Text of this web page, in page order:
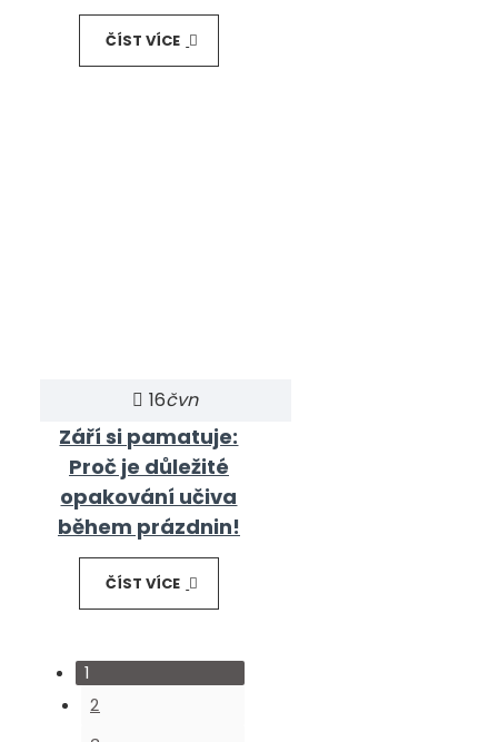
ČÍST VÍCE
16čvn
Září si pamatuje:
Proč je důležité
opakování učiva
během prázdnin!
ČÍST VÍCE
1
2